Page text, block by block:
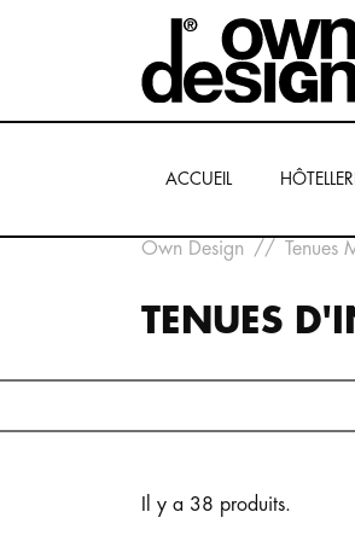
ACCUEIL
Own Design Tenues
TENUES
Il y a 38 produits.